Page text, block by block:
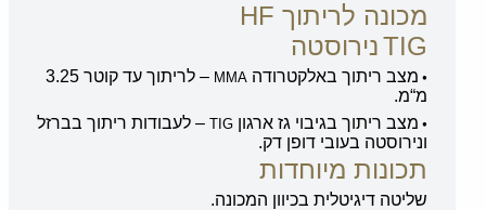
מכונה לריתוך HF
TIGנירוסטה
• מצב ריתוך באלקטרודה MMA
– לריתוך עד קוטר 3.25
מ“מ.
• מצב ריתוך בגיבוי גז ארגון TIG
– לעבודות ריתוך בברזל
ונירוסטה בעובי דופן דק.
תכונות מיוחדות
שליטה דיגיטלית בכיוון המכונה.